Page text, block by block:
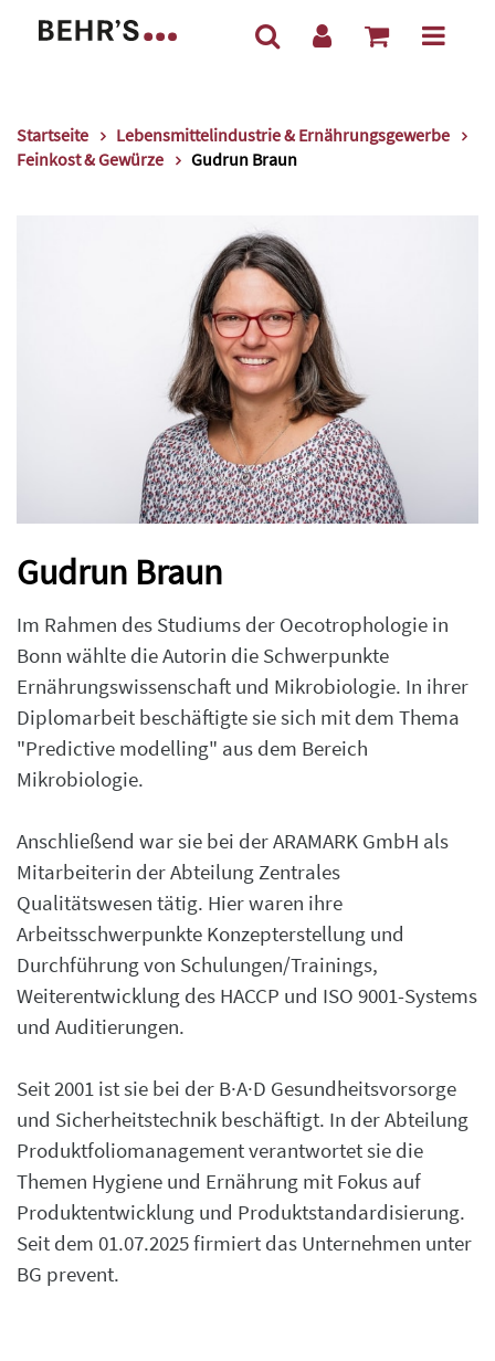
Startseite
Lebensmittelindustrie & Ernährungsgewerbe
Feinkost & Gewürze
Gudrun Braun
Gudrun Braun
Im Rahmen des Studiums der Oecotrophologie in
Bonn wählte die Autorin die Schwerpunkte
Ernährungswissenschaft und Mikrobiologie. In ihrer
Diplomarbeit beschäftigte sie sich mit dem Thema
"Predictive modelling" aus dem Bereich
Mikrobiologie.
Anschließend war sie bei der ARAMARK GmbH als
Mitarbeiterin der Abteilung Zentrales
Qualitätswesen tätig. Hier waren ihre
Arbeitsschwerpunkte Konzepterstellung und
Durchführung von Schulungen/Trainings,
Weiterentwicklung des HACCP und ISO 9001-Systems
und Auditierungen.
Seit 2001 ist sie bei der B·A·D Gesundheitsvorsorge
und Sicherheitstechnik beschäftigt. In der Abteilung
Produktfoliomanagement verantwortet sie die
Themen Hygiene und Ernährung mit Fokus auf
Produktentwicklung und Produktstandardisierung.
Seit dem 01.07.2025 firmiert das Unternehmen unter
BG prevent.